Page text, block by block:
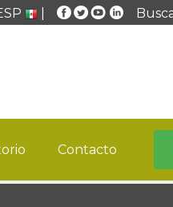
Contacto